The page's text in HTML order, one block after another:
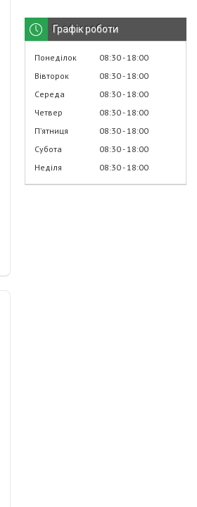
Графік роботи
Понеділок 08:30 18:00
Вівторок
08:30 18:00
Середа
08:30 18:00
Четвер
08:30 18:00
Пʼятниця
08:30 18:00
Субота
08:30 18:00
Неділя
08:30 18:00